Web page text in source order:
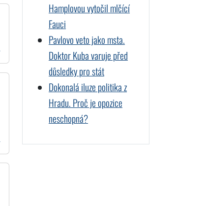
Hamplovou vytočil mlčící
Fauci
Pavlovo veto jako msta.
Doktor Kuba varuje před
důsledky pro stát
Dokonalá iluze politika z
Hradu. Proč je opozice
neschopná?